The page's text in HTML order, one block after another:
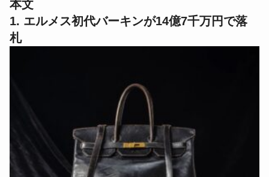
本文
1. エルメス初代バーキンが14億7千万円で落
札